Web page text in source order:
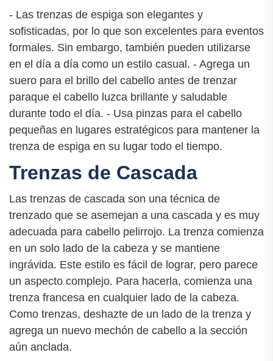
- Las trenzas de espiga son elegantes y
sofisticadas, por lo que son excelentes para eventos
formales. Sin embargo, también pueden utilizarse
en el día a día como un estilo casual. - Agrega un
suero para el brillo del cabello antes de trenzar
paraque el cabello luzca brillante y saludable
durante todo el día. - Usa pinzas para el cabello
pequeñas en lugares estratégicos para mantener la
trenza de espiga en su lugar todo el tiempo.
Trenzas de Cascada
Las trenzas de cascada son una técnica de
trenzado que se asemejan a una cascada y es muy
adecuada para cabello pelirrojo. La trenza comienza
en un solo lado de la cabeza y se mantiene
ingrávida. Este estilo es fácil de lograr, pero parece
un aspecto complejo. Para hacerla, comienza una
trenza francesa en cualquier lado de la cabeza.
Como trenzas, deshazte de un lado de la trenza y
agrega un nuevo mechón de cabello a la sección
aún anclada.